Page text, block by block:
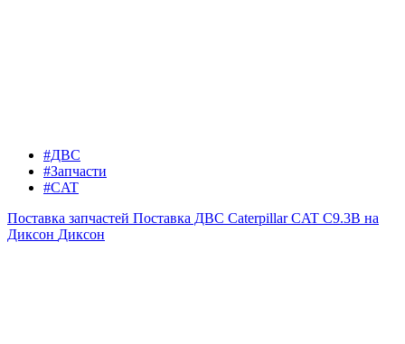
#ДВС
#Запчасти
#CAT
Поставка запчастей Поставка ДВС Caterpillar CAT C9.3B на
Диксон Диксон